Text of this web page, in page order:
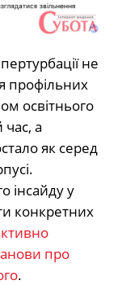
не
профільних
освітнього
а
як серед
інсайду у
конкретних
про
.